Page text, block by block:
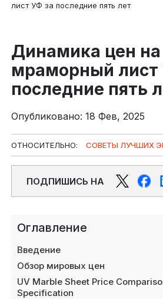
лист УФ за последние пять лет
Динамика цен на
мраморный лист
последние пять
Опубликовано: 18 Фев, 2025
ОТНОСИТЕЛЬНО: СОВЕТЫ ЛУЧШИХ
ПОДПИШИСЬ НА
Оглавление
Введение
Обзор мировых цен
UV Marble Sheet Price
Specification